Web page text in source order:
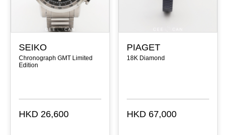
SEIKO
Chronograph GMT Limited
Edition
HKD 26,600
PIAGET
18K Diamond
HKD 67,000